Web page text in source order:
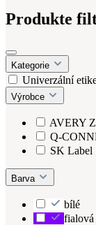
Produkte
Kategorie
Univerzální
Výrobce
AVERY
Q-
SK Label
Barva
bílé
fialová